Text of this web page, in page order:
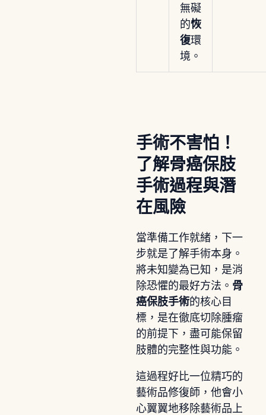
無礙
的恢
復環
境。
手術不害怕！
了解骨癌保肢
手術過程與潛
在風險
當準備工作就緒，下一
步就是了解手術本身。
將未知變為已知，是消
除恐懼的最好方法。 骨
癌保肢手術的核心目
標，是在徹底切除腫瘤
的前提下，盡可能保留
肢體的完整性與功能。
這過程好比一位精巧的
藝術品修復師，他會小
心翼翼地移除藝術品上